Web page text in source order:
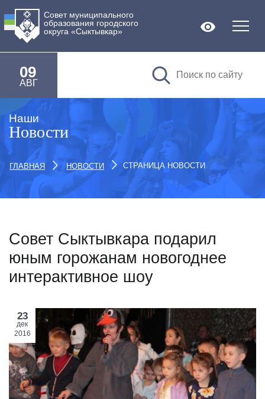
Совет муниципального
образования городского
округа «Сыктывкар»
09
АВГ
Версия
Наши
Новости
ГЛАВНАЯ НОВОСТИ СТРАНИЦА НОВОСТИ
Совет Сыктывкара подарил
юным горожанам новогоднее
интерактивное шоу
23
дек
2016